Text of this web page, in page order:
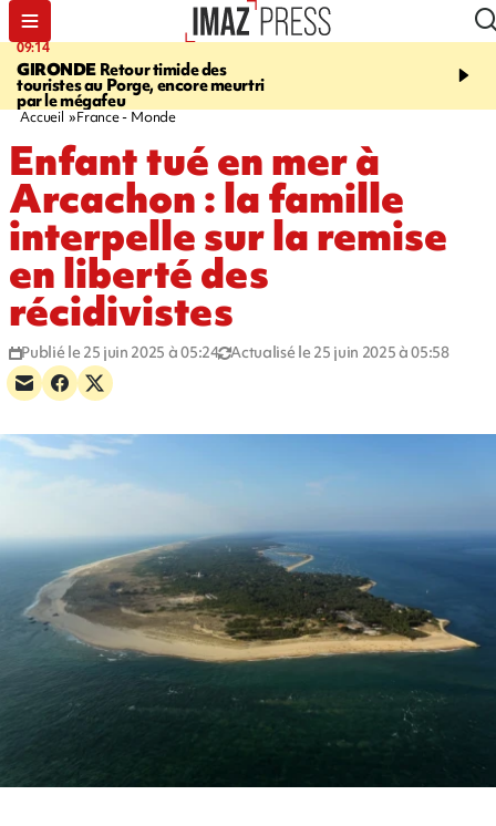
09:14
GIRONDE Retour timide des
touristes au Porge, encore meurtri
par le mégafeu
13:09
Des
font cinq morts en
Accueil France - Monde
Enfant tué en mer à
Arcachon : la famille
interpelle sur la remise
en liberté des
récidivistes
Publié le 25 juin 2025 à 05:24 Actualisé le 25 juin 2025 à 05:58